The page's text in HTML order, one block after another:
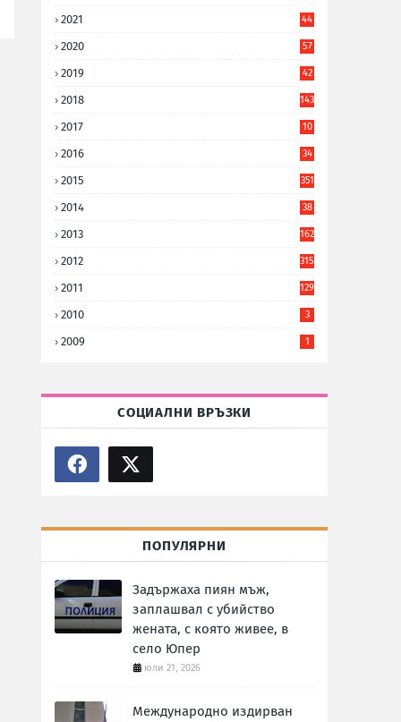
2021
44
2020
57
2019
42
2018 143
2017
10
2016
34
2015 351
2014
38
2013 162
2012 315
2011 129
2010 3
2009 1
СОЦИАЛНИ ВРЪЗКИ
ПОПУЛЯРНИ
Задържаха пиян мъж,
заплашвал с убийство
жената, с която живее, в
село Юпер
юли 21, 2026
Международно издирван